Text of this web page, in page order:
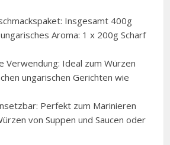
Insgesamt 400g
Aroma: 1 x 200g Scharf
Verwendung: Ideal zum Würzen
ungarischen Gerichten wie
Perfekt zum Marinieren
von Suppen und Saucen oder